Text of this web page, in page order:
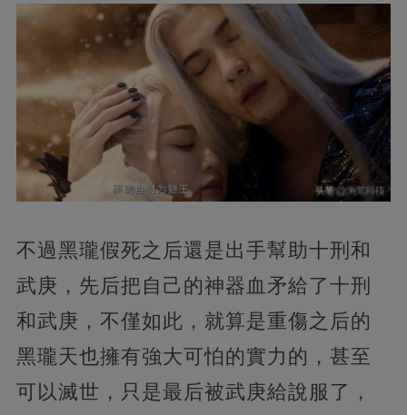
不過黑瓏假死之后還是出手幫助十刑和
武庚，先后把自己的神器血矛給了十刑
和武庚，不僅如此，就算是重傷之后的
黑瓏天也擁有強大可怕的實力的，甚至
可以滅世，只是最后被武庚給說服了，